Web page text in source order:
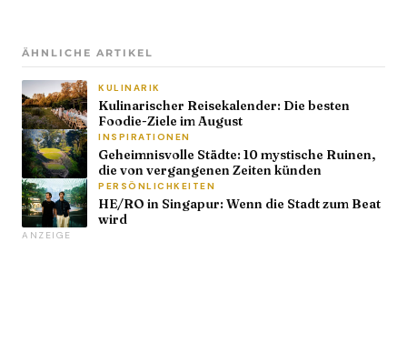
ÄHNLICHE ARTIKEL
KULINARIK
Kulinarischer Reisekalender: Die besten
Foodie-Ziele im August
INSPIRATIONEN
Geheimnisvolle Städte: 10 mystische Ruinen,
die von vergangenen Zeiten künden
PERSÖNLICHKEITEN
HE/RO in Singapur: Wenn die Stadt zum Beat
wird
ANZEIGE